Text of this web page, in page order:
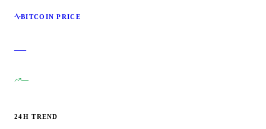
BITCOIN PRICE
—
—
24H TREND